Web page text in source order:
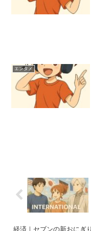
エンタメ
経済｜セブンの新おにぎ